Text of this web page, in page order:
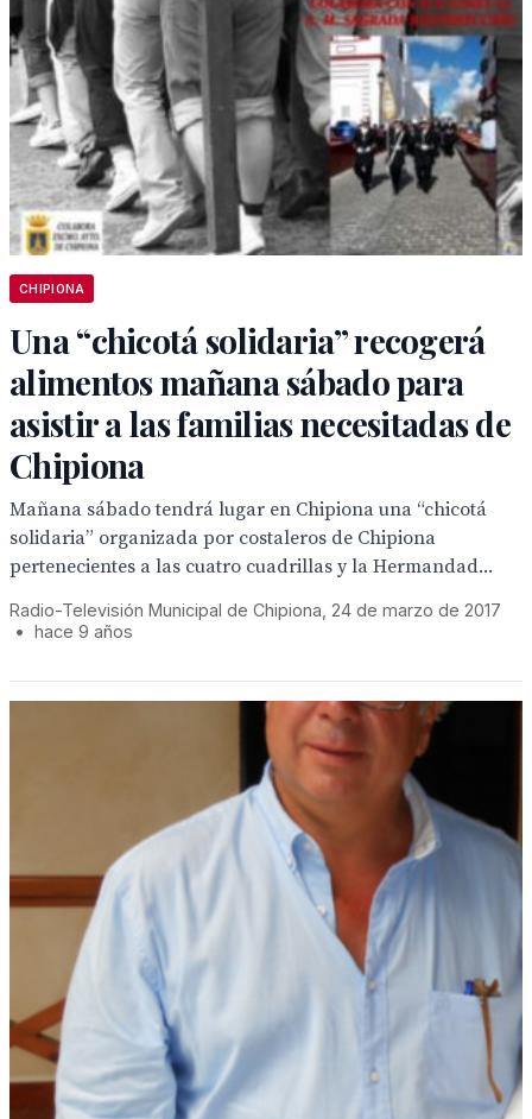
CHIPIONA
Una “chicotá solidaria” recogerá
alimentos mañana sábado para
asistir a las familias necesitadas de
Chipiona
Mañana sábado tendrá lugar en Chipiona una “chicotá
solidaria” organizada por costaleros de Chipiona
pertenecientes a las cuatro cuadrillas y la Hermandad...
Radio-Televisión Municipal de Chipiona, 24 de marzo de 2017
• hace 9 años